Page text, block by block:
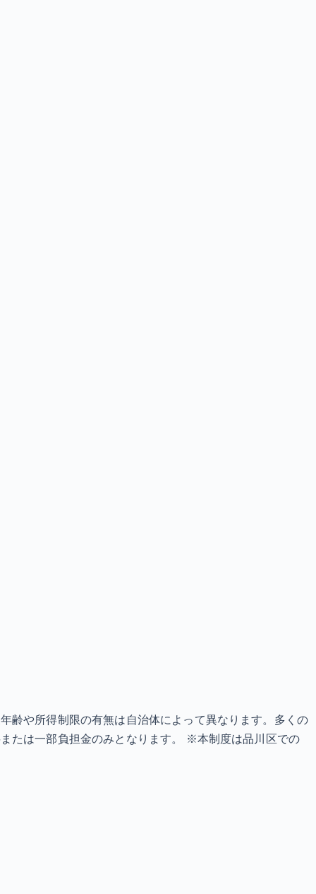
齢や所得制限の有無は自治体によって異なります。多くの
たは一部負担金のみとなります。 ※本制度は品川区での